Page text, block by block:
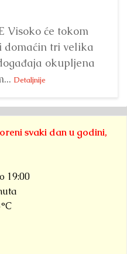
Visoko će tokom
domaćin tri velika
okupljena
Detaljnije
svaki dan u godini,
19:00